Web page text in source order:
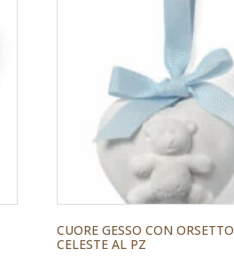
CUORE GESSO CON ORSETTO
CELESTE AL PZ